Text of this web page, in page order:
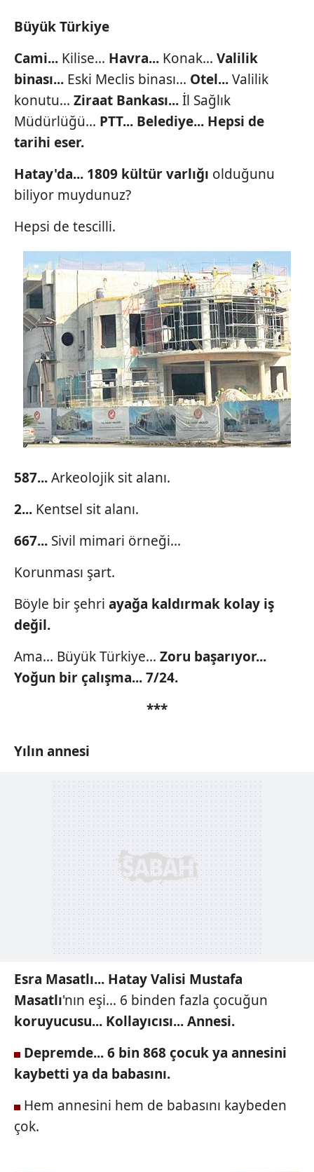
Büyük Türkiye
Cami... Kilise... Havra... Konak... Valilik
binası... Eski Meclis binası... Otel...Valilik
konutu... Ziraat Bankası...İl Sağlık
Müdürlüğü... PTT... Belediye... Hepsi de
tarihi eser.
Hatay'da... 1809 kültür varlığı olduğunu
biliyor muydunuz?
Hepsi de tescilli.
587...Arkeolojik sit alanı.
2... Kentsel sit alanı.
667... Sivil mimari örneği...
Korunması şart.
Böyle bir şehri ayağa kaldırmak kolay iş
değil.
Ama... Büyük Türkiye... Zoru başarıyor...
Yoğun bir çalışma... 7/24.
***
Yılın annesi
Esra Masatlı... Hatay Valisi Mustafa
Masatlı'nın eşi... 6 binden fazla çocuğun
koruyucusu... Kollayıcısı...Annesi.
Depremde...6 bin 868 çocukya annesini
kaybetti ya da babasını.
Hem annesini hem de babasını kaybeden
çok.